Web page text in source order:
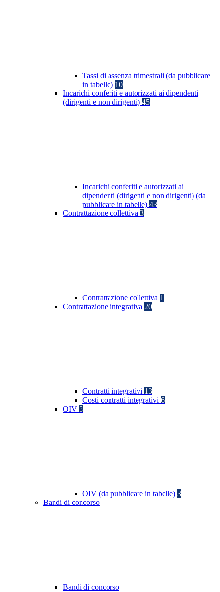
Tassi di assenza trimestrali (da pubblicare
in tabelle) 10
Incarichi conferiti e autorizzati ai dipendenti
(dirigenti e non dirigenti) 45
Incarichi conferiti e autorizzati ai
dipendenti (dirigenti e non dirigenti) (da
pubblicare in tabelle) 43
Contrattazione collettiva 3
Contrattazione collettiva 1
Contrattazione integrativa 20
Contratti integrativi 13
Costi contratti integrativi 6
OIV 3
OIV (da pubblicare in tabelle) 3
Bandi di concorso
Bandi di concorso